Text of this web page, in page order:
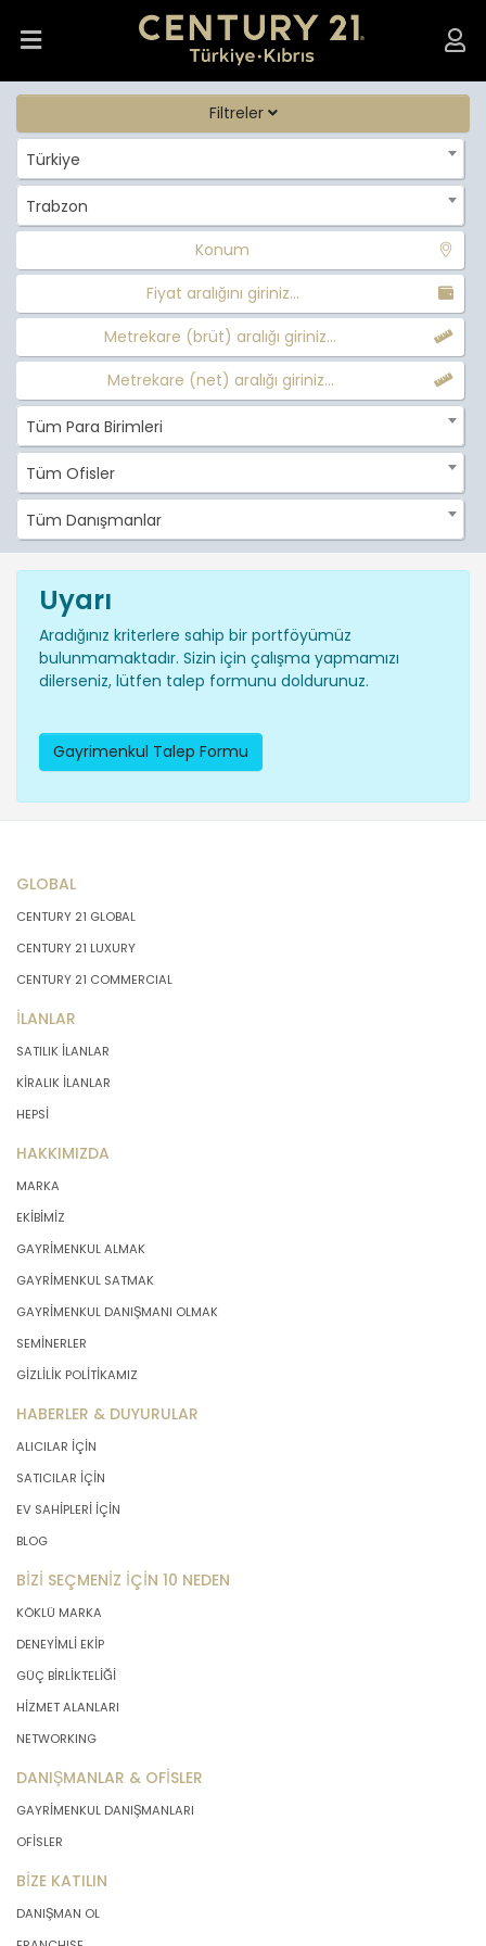
Filtreler
Türkiye
Trabzon
Konum
Fiyat aralığını giriniz...
Metrekare (brüt) aralığı giriniz...
Metrekare (net) aralığı giriniz...
Tüm Para Birimleri
Tüm Ofisler
Tüm Danışmanlar
Uyarı
Aradığınız kriterlere sahip bir portföyümüz
bulunmamaktadır. Sizin için çalışma yapmamızı
dilerseniz, lütfen talep formunu doldurunuz.
Gayrimenkul Talep Formu
GLOBAL
CENTURY 21 GLOBAL
CENTURY 21 LUXURY
CENTURY 21 COMMERCIAL
İLANLAR
SATILIK İLANLAR
KİRALIK İLANLAR
HEPSİ
HAKKIMIZDA
MARKA
EKİBİMİZ
GAYRİMENKUL ALMAK
GAYRİMENKUL SATMAK
GAYRİMENKUL DANIŞMANI OLMAK
SEMİNERLER
GİZLİLİK POLİTİKAMIZ
HABERLER & DUYURULAR
ALICILAR İÇİN
SATICILAR İÇİN
EV SAHİPLERİ İÇİN
BLOG
BİZİ SEÇMENİZ İÇİN 10 NEDEN
KÖKLÜ MARKA
DENEYİMLİ EKİP
GÜÇ BİRLİKTELİĞİ
HİZMET ALANLARI
NETWORKING
DANIŞMANLAR & OFİSLER
GAYRİMENKUL DANIŞMANLARI
OFİSLER
BİZE KATILIN
DANIŞMAN OL